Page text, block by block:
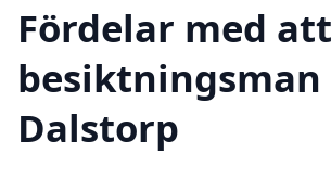
Fördelar med
besiktningsman
Dalstorp